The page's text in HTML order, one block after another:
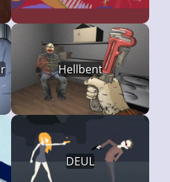
Hellbent
DEUL